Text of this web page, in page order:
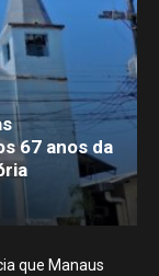
67 anos da
que Manaus